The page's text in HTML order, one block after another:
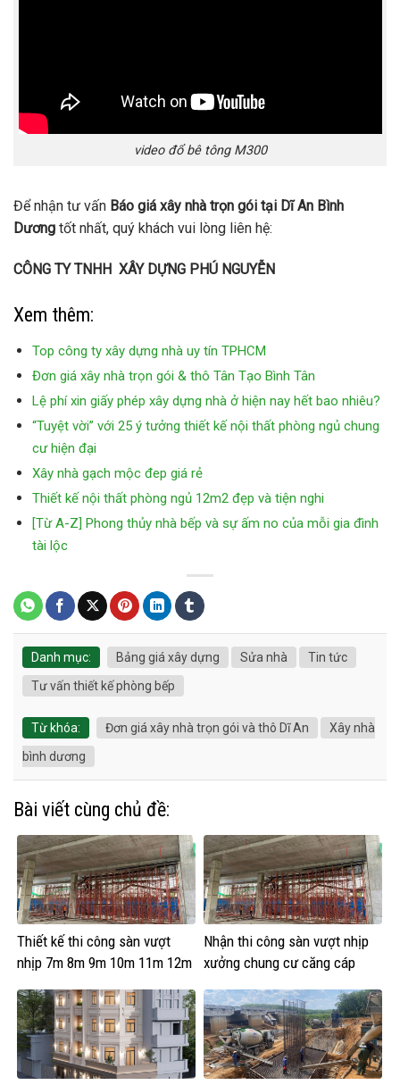
video đổ bê tông M300
Để nhận tư vấn Báo giá xây nhà trọn gói tại Dĩ An Bình
Dương tốt nhất, quý khách vui lòng liên hệ:
CÔNG TY TNHH XÂY DỰNG PHÚ NGUYỄN
Xem thêm:
Top công ty xây dựng nhà uy tín TPHCM
Đơn giá xây nhà trọn gói & thô Tân Tạo Bình Tân
Lệ phí xin giấy phép xây dựng nhà ở hiện nay hết bao nhiêu?
“Tuyệt vời” với 25 ý tưởng thiết kế nội thất phòng ngủ chung
cư hiện đại
Xây nhà gạch mộc đep giá rẻ
Thiết kế nội thất phòng ngủ 12m2 đẹp và tiện nghi
[Từ A-Z] Phong thủy nhà bếp và sự ấm no của mỗi gia đình
tài lộc
Danh mục: Bảng giá xây dựng Sửa nhà
Tin tức
Tư vấn thiết kế phòng bếp
Từ khóa: Đơn giá xây nhà trọn gói và thô Dĩ An
Xây nhà
bình dương
Bài viết cùng chủ đề:
Thiết kế thi công sàn vượt
nhịp 7m 8m 9m 10m 11m 12m
Nhận thi công sàn vượt nhịp
xưởng chung cư căng cáp